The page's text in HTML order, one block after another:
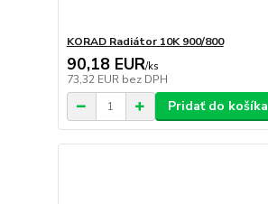
KORAD Radiátor 10K 900/800
90,18 EUR/ks
73,32 EUR bez DPH
Pridať do košíka